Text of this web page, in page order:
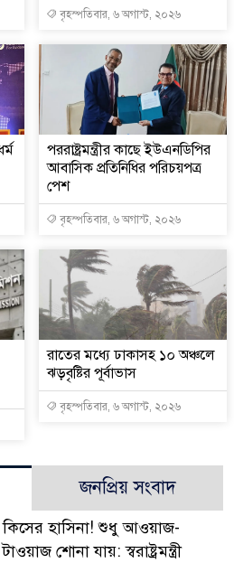
বৃহস্পতিবার, ৬ অগাস্ট, ২০২৬
পররাষ্ট্রমন্ত্রীর কা‌ছে ইউএনডিপির
আবাসিক প্রতিনিধির পরিচয়পত্র
পেশ
বৃহস্পতিবার, ৬ অগাস্ট, ২০২৬
রাতের মধ্যে ঢাকাসহ ১০ অঞ্চলে
ঝড়বৃষ্টির পূর্বাভাস
বৃহস্পতিবার, ৬ অগাস্ট, ২০২৬
জনপ্রিয় সংবাদ
কিসের হাসিনা! শুধু আওয়াজ-
টাওয়াজ শোনা যায়: স্বরাষ্ট্রমন্ত্রী